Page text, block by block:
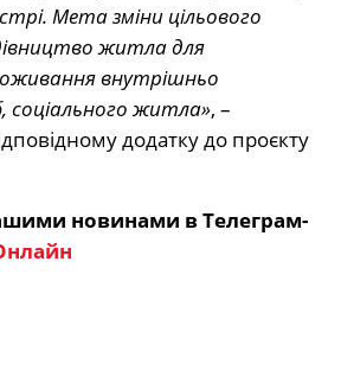
Мета зміни цільового
житла для
внутрішньо
соціального житла», –
додатку до проєкту
новинами в Телеграм-